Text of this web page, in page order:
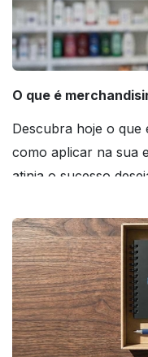
O que é
Descubra hoje o que
como aplicar na sua
atinja o sucesso